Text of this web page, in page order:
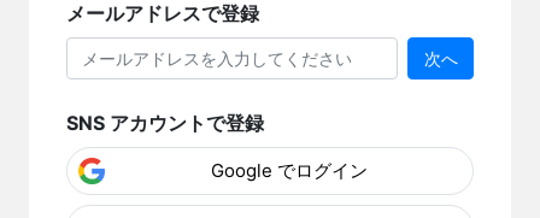
メールアドレスで登録
次へ
SNS アカウントで登録
Google でログイン